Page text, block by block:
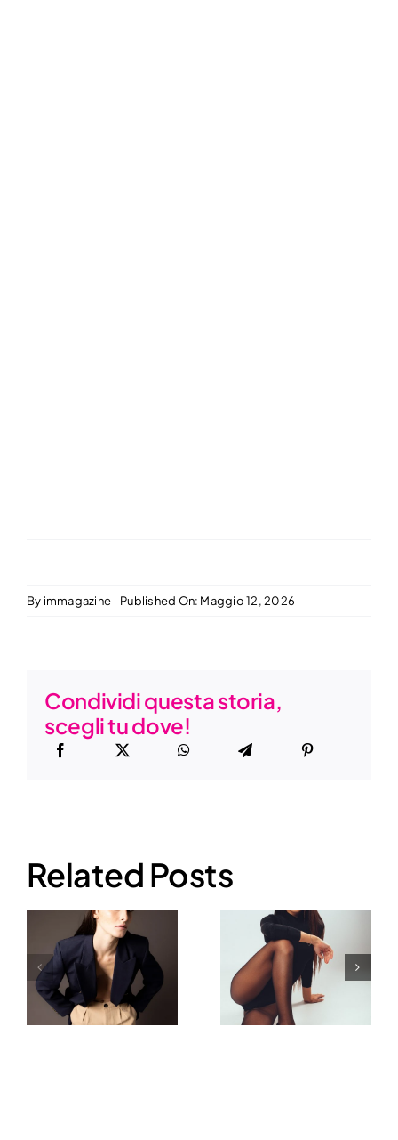
By immagazine Published On: Maggio 12, 2026
Condividi questa storia,
scegli tu dove!
Related Posts
Romina
Covino
Federica
Calemme